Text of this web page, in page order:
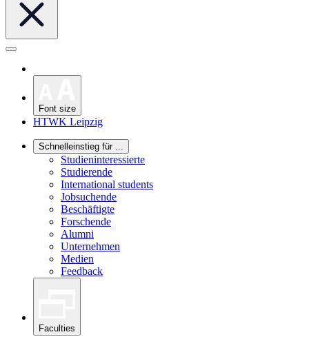
Font size
HTWK Leipzig
Schnelleinstieg für ...
Studieninteressierte
Studierende
International students
Jobsuchende
Beschäftigte
Forschende
Alumni
Unternehmen
Medien
Feedback
Faculties